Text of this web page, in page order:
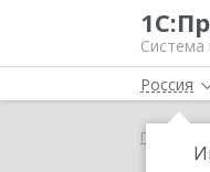
Система
Россия
Главная